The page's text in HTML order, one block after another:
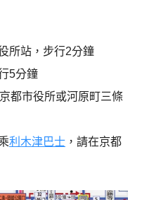
所站，步行2分鐘
5分鐘
都市役所或河原町三條
利木津巴士 ，請在京都